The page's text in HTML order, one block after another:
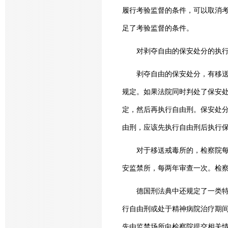
履行考验监督的条件，可以取消
足了考验监督的条件。
对剥夺自由的保安处分的执
剥夺自由的保安处分，有移送
规定。如果法院同时判处了保安
定，然后再执行自由刑。保安处
由刑，应该先执行自由刑后执行
对于移送戒毒所的，检察院每
安监禁所，每两年审查一次。检
德国刑法典中还规定了一类特
行自由刑或处于精神病院治疗期